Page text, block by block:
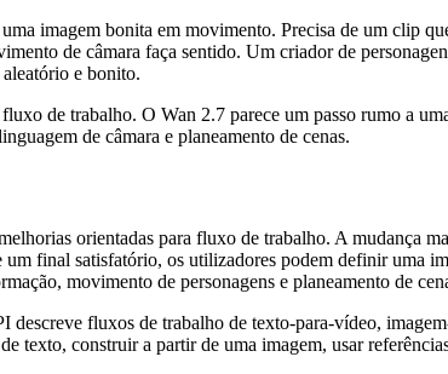
imagem bonita em movimento. Precisa de um clip
de câmara faça sentido. Um criador de
e bonito.
de trabalho. O Wan 2.7 parece um passo rumo a
de câmara e planeamento de cenas.
orientadas para fluxo de trabalho. A mudança
final satisfatório, os utilizadores podem definir uma
movimento de personagens e planeamento de
fluxos de trabalho de texto-para-vídeo,
texto, construir a partir de uma imagem, usar